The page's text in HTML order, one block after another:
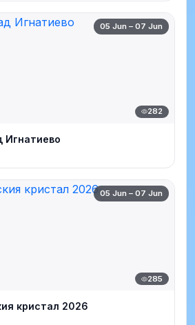
05 Jun – 07 Jun
282
Игнатиево
05 Jun – 07 Jun
285
кристал 2026